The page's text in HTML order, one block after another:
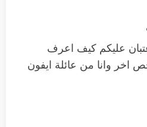
عليكم كيف اعرف
اخر وانا من عائلة ايفون